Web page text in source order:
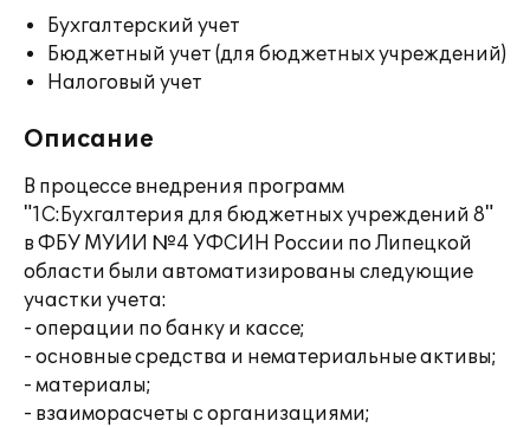
Бухгалтерский учет
Бюджетный учет (для бюджетных учреждений)
Налоговый учет
Описание
В процессе внедрения программ
"1С:Бухгалтерия для бюджетных учреждений 8"
в ФБУ МУИИ №4 УФСИН России по Липецкой
области были автоматизированы следующие
участки учета:
- операции по банку и кассе;
- основные средства и нематериальные активы;
- материалы;
- взаиморасчеты с организациями;